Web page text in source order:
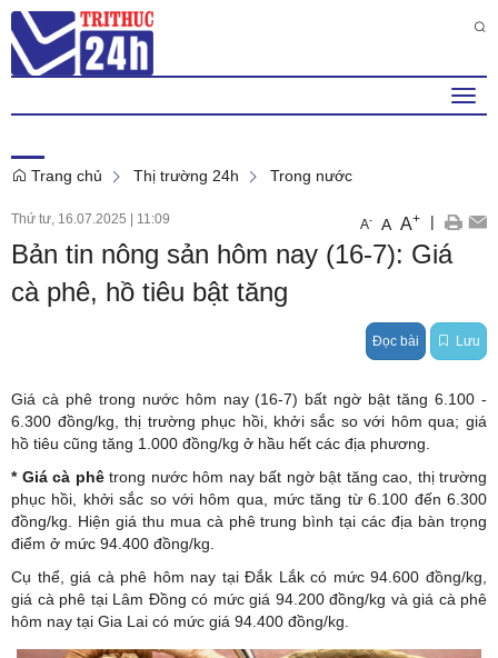
Trang chủ Thị trường 24h Trong nước
Thứ tư, 16.07.2025 | 11:09 A- A A+ |
Bản tin nông sản hôm nay (16-7): Giá
cà phê, hồ tiêu bật tăng
Đọc bài Lưu
Giá cà phê trong nước hôm nay (16-7) bất ngờ bật tăng 6.100 -
6.300 đồng/kg, thị trường phục hồi, khởi sắc so với hôm qua; giá
hồ tiêu cũng tăng 1.000 đồng/kg ở hầu hết các địa phương.
* Giá cà phêtrong nước hôm nay bất ngờ bật tăng cao, thị trường
phục hồi, khởi sắc so với hôm qua, mức tăng từ 6.100 đến 6.300
đồng/kg. Hiện giá thu mua cà phê trung bình tại các địa bàn trọng
điểm ở mức 94.400 đồng/kg.
Cụ thể, giá cà phê hôm nay tại Đắk Lắk có mức 94.600 đồng/kg,
giá cà phê tại Lâm Đồng có mức giá 94.200 đồng/kg và giá cà phê
hôm nay tại Gia Lai có mức giá 94.400 đồng/kg.